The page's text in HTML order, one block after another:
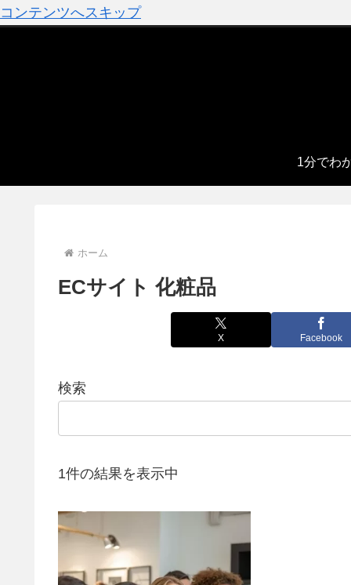
コンテンツへスキップ
1分でわ
ホーム
ECサイト 化粧品
X Facebook
検索
1件の結果を表示中